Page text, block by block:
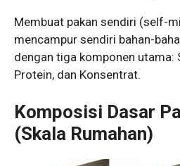
Membuat pakan sendiri (self-
mencampur sendiri bahan-
dengan tiga komponen utama:
Protein, dan Konsentrat.
Komposisi Dasar
(Skala Rumahan)